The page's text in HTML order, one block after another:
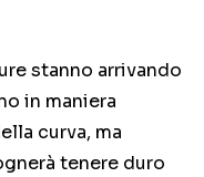
stanno arrivando
in maniera
curva, ma
tenere duro